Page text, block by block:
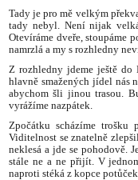
Tady je pro mě velkým
tady nebyl. Není nijak
Otevíráme dveře, stoupáme
namrzlá a my s rozhledny
Z rozhledny jdeme ještě do
hlavně smažených jídel nás
abychom šli jinou trasou.
vyrážíme nazpátek.
Zpočátku scházíme trošku
Viditelnost se znatelně
neklesá a jde se pohodově.
stále ne a ne přijít. V
naproti stéká z kopce